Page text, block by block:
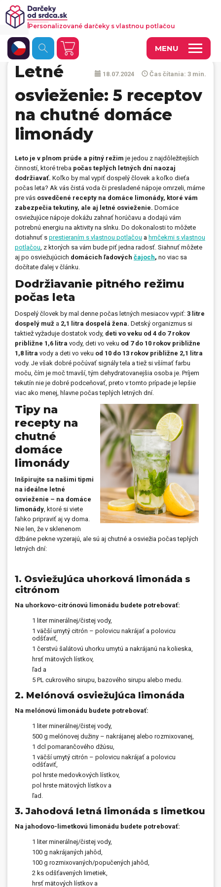
MENU
Fotoobrazy a dekorácie
Hrnčeky a keramika
Kalendáre
Fotoknihy a fotozošity
Personalizované hry
Tričká a odevy
Vankúše a iný textil
Tašky, vaky, ruksaky
Prívesky, dog tagy, odznaky
Doplnky do kancelárie, domácnosti, auta
Darčeky
PO-PIA 7:30 - 17:00
0850 11 15 16 faxcopy@faxcopy.sk
Úvod Produkty
Novinky Blog
Kontakty
Môj profil
Personalizované darčeky s vlastnou potlačou
18.07.2024 Čas čítania: 3 min.
Letné
osvieženie: 5 receptov
na chutné domáce
limonády
Leto je v plnom prúde a pitný režim je jedou z najdôležitejších
činností, ktoré treba počas teplých letných dní naozaj
dodržiavať. Koľko by mal vypiť dospelý človek a koľko dieťa
počas leta? Ak vás čistá voda či presladené nápoje omrzeli, máme
pre vás osvedčené recepty na domáce limonády, ktoré vám
zabezpečia tekutiny, ale aj letné osvieženie. Domáce
osviežujúce nápoje dokážu zahnať horúčavu a dodajú vám
potrebnú energiu na aktivity na slnku. Do dokonalosti to môžete
dotiahnuť s prestieraním s vlastnou potlačou a hrnčekmi s vlastnou
potlačou, z ktorých sa vám bude piť jedna radosť. Siahnuť môžete
aj po osviežujúcich domácich ľadových čajoch, no viac sa
dočítate ďalej v článku.
Dodržiavanie pitného režimu
počas leta
Dospelý človek by mal denne počas letných mesiacov vypiť: 3 litre
dospelý muž a 2,1 litra dospelá žena. Detský organizmus si
taktiež vyžaduje dostatok vody, deti vo veku od 4 do 7 rokov
približne 1,6 litra vody, deti vo veku od 7 do 10 rokov približne
1,8 litra vody a deti vo veku od 10 do 13 rokov približne 2,1 litra
vody. Je však dobré počúvať signály tela a tiež si všímať farbu
moču, čím je moč tmavší, tým dehydratovanejšia osoba je. Príjem
tekutín nie je dobré podceňovať, preto v tomto prípade je lepšie
viac ako menej, hlavne počas teplých letných dní.
Tipy na
recepty na
chutné
domáce
limonády
Inšpirujte sa našimi tipmi
na ideálne letné
osvieženie – na domáce
limonády, ktoré si viete
ľahko pripraviť aj vy doma.
Nie len, že v sklenenom
džbáne pekne vyzerajú, ale sú aj chutné a osviežia počas teplých
letných dní:
1. Osviežujúca uhorková limonáda s
citrónom
Na uhorkovo-citrónovú limonádu budete potrebovať:
1 liter minerálnej/čistej vody,
1 väčší umytý citrón – polovicu nakrájať a polovicu
odšťaviť,
1 čerstvú šalátovú uhorku umytú a nakrájanú na kolieska,
hrsť mätových lístkov,
ľad a
5 PL cukrového sirupu, bazového sirupu alebo medu.
2. Melónová osviežujúca limonáda
Na melónovú limonádu budete potrebovať:
1 liter minerálnej/čistej vody,
500 g melónovej dužiny – nakrájanej alebo rozmixovanej,
1 dcl pomarančového džúsu,
1 väčší umytý citrón – polovicu nakrájať a polovicu
odšťaviť,
pol hrste medovkových lístkov,
pol hrste mätových lístkov a
ľad.
3. Jahodová letná limonáda s limetkou
Na jahodovo-limetkovú limonádu budete potrebovať:
1 liter minerálnej/čistej vody,
100 g nakrájaných jahôd,
100 g rozmixovaných/popučených jahôd,
2 ks odšťavených limetiek,
hrsť mätových lístkov a